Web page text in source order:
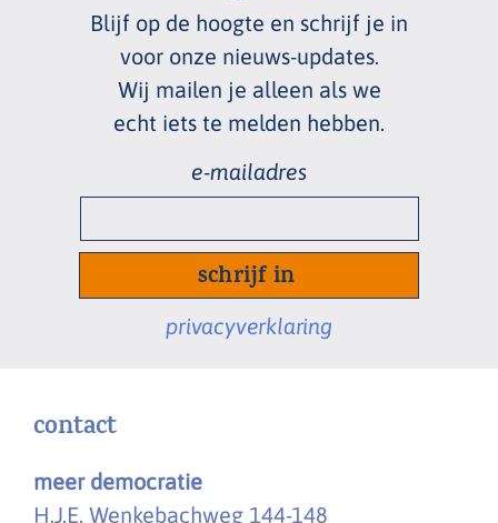
Blijf op de hoogte en schrijf je in
voor onze nieuws-updates.
Wij mailen je alleen als we
echt iets te melden hebben.
mailadres
privacyverklaring
contact
meer democratie
H.J.E. Wenkebachweg 144-148